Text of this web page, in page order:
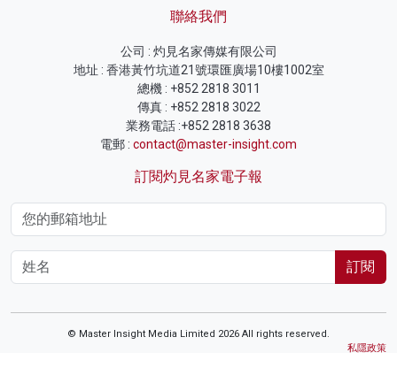
聯絡我們
公司 : 灼見名家傳媒有限公司
地址 : 香港黃竹坑道21號環匯廣場10樓1002室
總機 : +852 2818 3011
傳真 : +852 2818 3022
業務電話 :+852 2818 3638
電郵 : contact@master-insight.com
訂閱灼見名家電子報
訂閱
© Master Insight Media Limited 2026 All rights reserved.
私隱政策